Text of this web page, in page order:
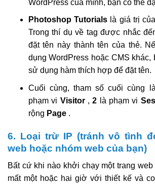
WordPress của mình, bạn có thể
Photoshop Tutorials là giá trị
Trong thí dụ về tag được nhắc
đặt tên này thành tên của thẻ.
dụng WordPress hoặc CMS khác,
sử dụng hàm thích hợp để đặt tên.
Cuối cùng, tham số cuối cùng
phạm vi Visitor ,2 là phạm vi
rộng Page .
6. Loại trừ IP (tránh vô tình
web hoặc nhóm web của bạn)
Bất cứ khi nào khởi chạy một trang
mất một hoặc hai giờ với thiết kế và